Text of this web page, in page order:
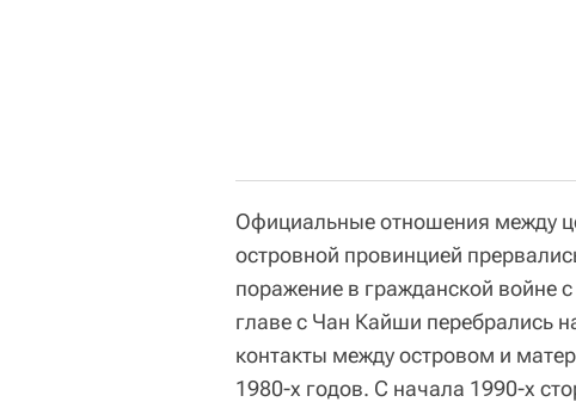
Официальные отношения между
островной провинцией
поражение в гражданской войне
главе с Чан Кайши перебрались
контакты между островом и
1980-х годов. С начала 1990-х